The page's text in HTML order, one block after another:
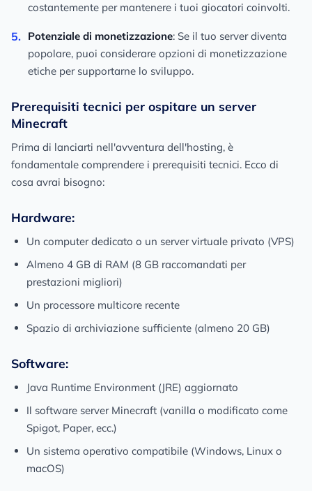
costantemente per mantenere i tuoi giocatori coinvolti.
Potenziale di monetizzazione: Se il tuo server diventa
popolare, puoi considerare opzioni di monetizzazione
etiche per supportarne lo sviluppo.
Prerequisiti tecnici per ospitare un server
Minecraft
Prima di lanciarti nell'avventura dell'hosting, è
fondamentale comprendere i prerequisiti tecnici. Ecco di
cosa avrai bisogno:
Hardware:
Un computer dedicato o un server virtuale privato (VPS)
Almeno 4 GB di RAM (8 GB raccomandati per
prestazioni migliori)
Un processore multicore recente
Spazio di archiviazione sufficiente (almeno 20 GB)
Software:
Java Runtime Environment (JRE) aggiornato
Il software server Minecraft (vanilla o modificato come
Spigot, Paper, ecc.)
Un sistema operativo compatibile (Windows, Linux o
macOS)